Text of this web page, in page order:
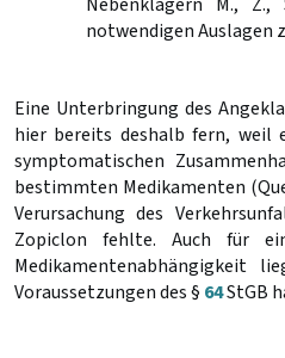
notwendigen Auslagen
Eine Unterbringung des
hier bereits deshalb fern, weil
symptomatischen
bestimmten Medikamenten
Verursachung des
Zopiclon fehlte. Auch für
Medikamentenabhängigkeit
Voraussetzungen des § 64StGB